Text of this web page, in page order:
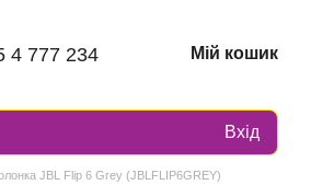
4 777 234 Мій кошик
Вхід
JBL Flip 6 Grey (JBLFLIP6GREY)